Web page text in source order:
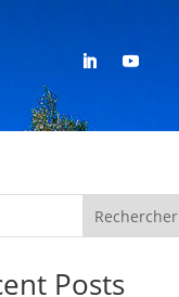
Rechercher
Posts